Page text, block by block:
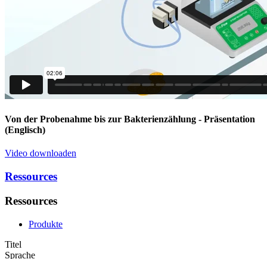
Von der Probenahme bis zur Bakterienzählung - Präsentation
(Englisch)
Video downloaden
Ressources
Ressources
Produkte
Titel
Sprache